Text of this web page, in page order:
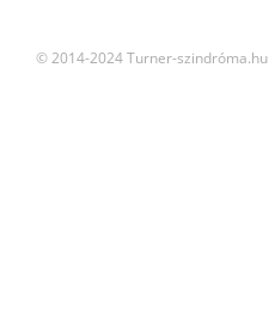
© 2014-2024 Turner-szindróma.hu